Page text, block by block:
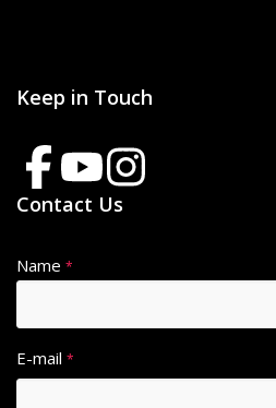
Keep in Touch
Contact Us
Name *
E-mail *